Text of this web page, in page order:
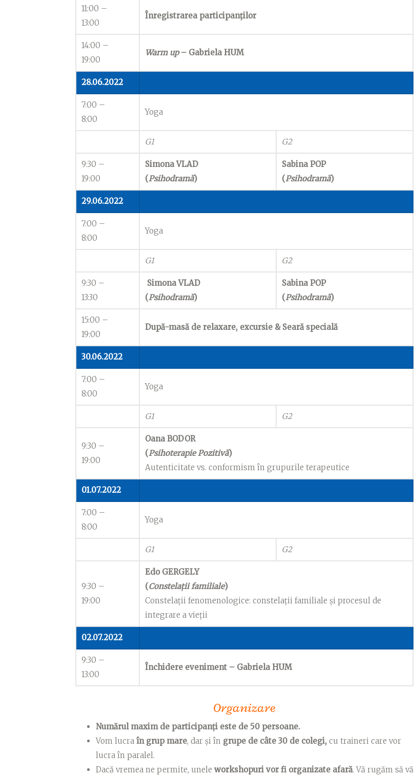
11:00 –
13:00
Înregistrarea participanților
14:00 –
19:00
Warm up– Gabriela HUM
28.06.2022
7:00 –
8:00
Yoga
G1 G2
9:30 –
19:00
Simona VLAD
(Psihodramă)
Sabina POP
(Psihodramă)
29.06.2022
7:00 –
8:00
Yoga
G1 G2
9:30 –
13:30
Simona VLAD
(Psihodramă)
Sabina POP
(Psihodramă)
15:00 –
19:00
După-masă de relaxare, excursie & Seară specială
30.06.2022
7:00 –
8:00
Yoga
G1 G2
9:30 –
19:00
Oana BODOR
(Psihoterapie Pozitivă)
Autenticitate vs. conformism în grupurile terapeutice
01.07.2022
7:00 –
8:00
Yoga
G1 G2
9:30 –
19:00
Edo GERGELY
(Constelații familiale)
Constelații fenomenologice: constelații familiale și procesul de
integrare a vieții
02.07.2022
9:30 –
13:00
Închidere eveniment – Gabriela HUM
Organizare
Numărul maxim de participanți este de 50 persoane.
Vom lucra în grup mare, dar și în grupe de câte 30 de colegi, cu traineri care vor
lucra în paralel.
Dacă vremea ne permite, unele workshopuri vor fi organizate afară. Vă rugăm să vă